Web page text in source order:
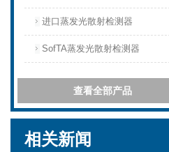
进口蒸发光散射检测器
SofTA蒸发光散射检测器
查看全部产品
相关新闻